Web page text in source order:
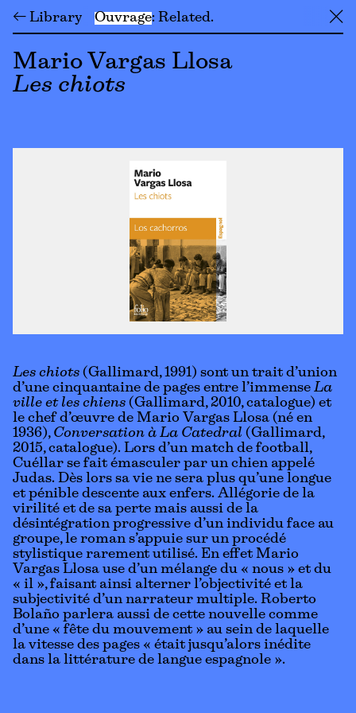
← Library Ouvrage Related ╳
Mario Vargas Llosa
Les chiots
Les chiots (Gallimard, 1991) sont un trait d’union
d’une cinquantaine de pages entre l’immense La
ville et les chiens (Gallimard, 2010,catalogue) et
le chef d’œuvre de Mario Vargas Llosa (né en
1936), Conversation à La Catedral (Gallimard,
2015,catalogue). Lors d’un match de football,
Cuéllar se fait émasculer par un chien appelé
Judas. Dès lors sa vie ne sera plus qu’une longue
et pénible descente aux enfers. Allégorie de la
virilité et de sa perte mais aussi de la
désintégration progressive d’un individu face au
groupe, le roman s’appuie sur un procédé
stylistique rarement utilisé. En effet Mario
Vargas Llosa use d’un mélange du « nous » et du
« il », faisant ainsi alterner l’objectivité et la
subjectivité d’un narrateur multiple. Roberto
Bolaño parlera aussi de cette nouvelle comme
d’une « fête du mouvement » au sein de laquelle
la vitesse des pages « était jusqu’alors inédite
dans la littérature de langue espagnole ».